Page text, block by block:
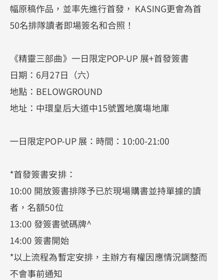
幅原稿作品，並率先進行首發， KASING更會為首
50名排隊讀者即場簽名和合照！
《精靈三部曲》一日限定POP-UP 展+首發簽書
日期：6月27日（六）
地點：BELOWGROUND
地址：中環皇后大道中15號置地廣塲地庫
一日限定POP-UP 展：時間：10:00-21:00
*首發簽書安排：
10:00 開放簽書排隊予已於現場購書並持單據的讀
者，名額50位
13:00 發簽書號碼牌^
14:00 簽書開始
*以上流程為暫定安排，主辦方有權因應情況調整而
不會事前通知